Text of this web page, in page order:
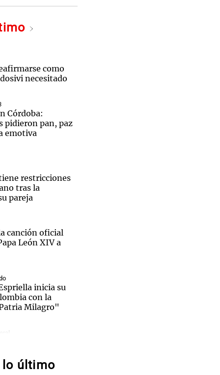
como
necesitado
Córdoba:
pidieron pan, paz
emotiva
restricciones
tras la
pareja
canción oficial
León XIV a
inicia su
con la
Milagro"
lo último
"Algo